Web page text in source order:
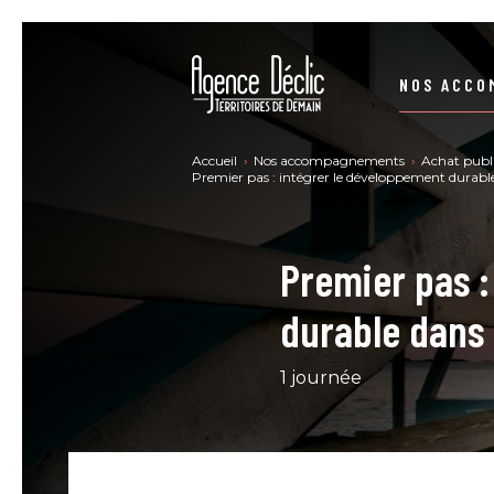
NOS
STRUCTURER VOS DÉMARCHES RSE
SE CONFORMER À LA DIRECTIVE CSRD
CONSTRUIRE VOTRE STRATÉGIE BAS-CARBONE
DEVENIR UNE ENTREPRISE À MISSION
SE FORMER RSE - MARCHÉ PUBLIC
ACHATS PUBLICS – ACHATS RESPONSABLES
Accueil Nos accompagnements Achat
Premier pas : intégrer le développement
Premier pas
durable
1 journée